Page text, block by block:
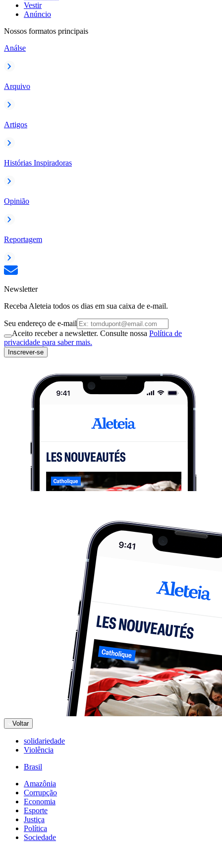
Vestir
Anúncio
Nossos formatos principais
Análse
Arquivo
Artigos
Histórias Inspiradoras
Opinião
Reportagem
Newsletter
Receba Aleteia todos os dias em sua caixa de e-mail.
Seu endereço de e-mail
Aceito receber a newsletter. Consulte nossa Política de
privacidade para saber mais.
Inscrever-se
Voltar
solidariedade
Violência
Brasil
Amazônia
Corrupção
Economia
Esporte
Justiça
Política
Sociedade